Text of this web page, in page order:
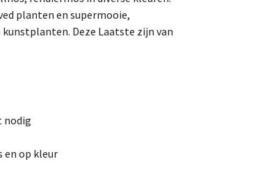
planten en supermooie,
Deze Laatste zijn van
nodig
en op kleur